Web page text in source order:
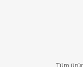
Tüm